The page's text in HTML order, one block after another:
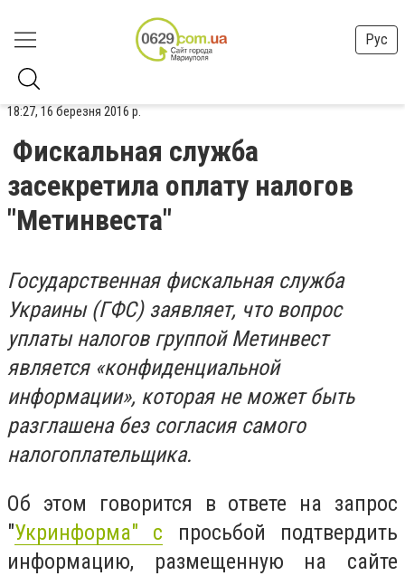
Рус
18:27, 16 березня 2016 р.
Фискальная служба
засекретила оплату налогов
"Метинвеста"
Государственная фискальная служба
Украины (ГФС) заявляет, что вопрос
уплаты налогов группой Метинвест
является «конфиденциальной
информации», которая не может быть
разглашена без согласия самого
налогоплательщика.
Об этом говорится в ответе на запрос
"Укринформа" с просьбой подтвердить
информацию, размещенную на сайте